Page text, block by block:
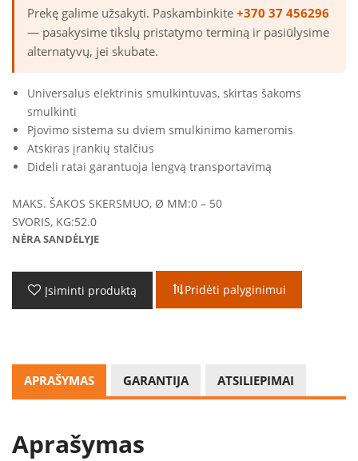
Prekę galime užsakyti. Paskambinkite +370 37 456296
— pasakysime tikslų pristatymo terminą ir pasiūlysime
alternatyvų, jei skubate.
Universalus elektrinis smulkintuvas, skirtas šakoms
smulkinti
Pjovimo sistema su dviem smulkinimo kameromis
Atskiras įrankių stalčius
Dideli ratai garantuoja lengvą transportavimą
MAKS. ŠAKOS SKERSMUO, Ø MM:0 – 50
SVORIS, KG:52.0
NĖRA SANDĖLYJE
Įsiminti produktą Pridėti palyginimui
APRAŠYMAS GARANTIJA ATSILIEPIMAI
Aprašymas